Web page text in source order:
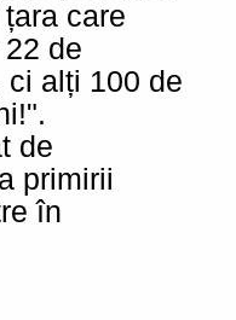
care
de
ci alți 100 de
de
primirii
în